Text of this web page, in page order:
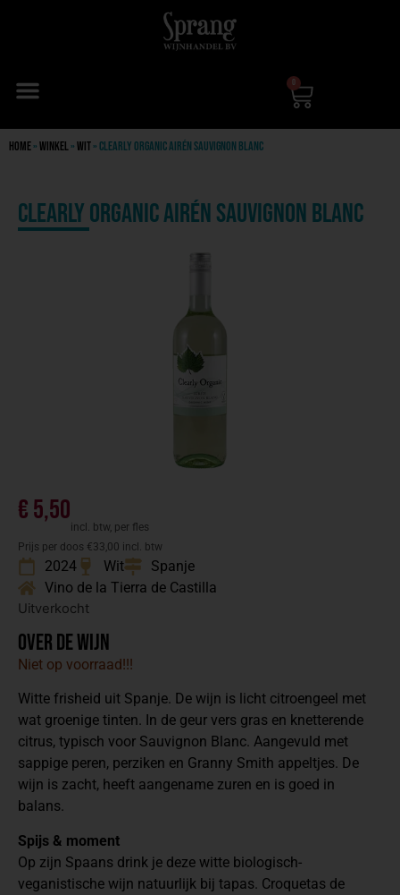
0
Home»Winkel»Wit»Clearly Organic Airén Sauvignon blanc
Clearly Organic Airén Sauvignon blanc
€5,50
incl. btw, per fles
Prijs per doos €33,00 incl. btw
2024 Wit
Spanje
Vino de la Tierra de Castilla
Uitverkocht
Over de wijn
Niet op voorraad!!!
Witte frisheid uit Spanje. De wijn is licht citroengeel met
wat groenige tinten. In de geur vers gras en knetterende
citrus, typisch voor Sauvignon Blanc. Aangevuld met
sappige peren, perziken en Granny Smith appeltjes. De
wijn is zacht, heeft aangename zuren en is goed in
balans.
Spijs & moment
Op zijn Spaans drink je deze witte biologisch-
veganistische wijn natuurlijk bij tapas. Croquetas de